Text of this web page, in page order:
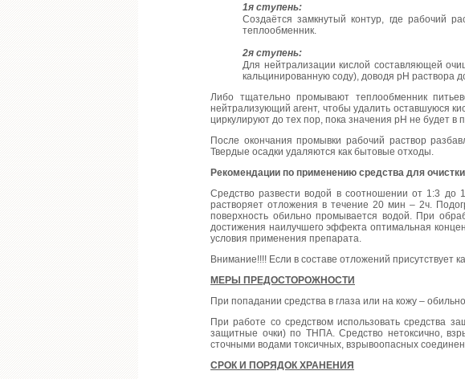
1я ступень:
Создаётся замкнутый контур, где рабочий
теплообменник.
2я ступень:
Для нейтрализации кислой составляющей
кальцинированную соду), доводя рН раствора
Либо тщательно промывают теплообменник
нейтрализующий агент, чтобы удалить оставшуюся
циркулируют до тех пор, пока значения рН не будет в
После окончания промывки рабочий раствор
Твердые осадки удаляются как бытовые отходы.
Рекомендации по применению средства для
Средство развести водой в соотношении от 1:3 до
растворяет отложения в течение 20 мин – 2ч.
поверхность обильно промывается водой. При
достижения наилучшего эффекта оптимальная
условия применения препарата.
Внимание!!!! Если в составе отложений присутствует
МЕРЫ ПРЕДОСТОРОЖНОСТИ
При попадании средства в глаза или на кожу –
При работе со средством использовать средства
защитные очки) по ТНПА. Средство нетоксично,
сточными водами токсичных, взрывоопасных
СРОК И ПОРЯДОК ХРАНЕНИЯ